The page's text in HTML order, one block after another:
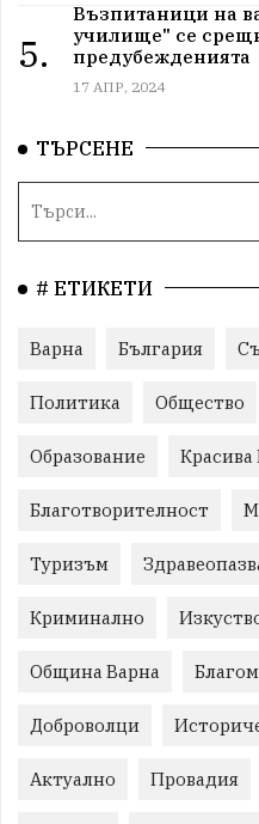
5.
Възпитаници на
училище" се
предубежденията
17 АПР, 2024
ТЪРСЕНЕ
# ЕТИКЕТИ
Варна България
Политика Общество
Образование Красива
Благотворителност
Туризъм
Криминално
Община Варна
Доброволци
Актуално Провадия